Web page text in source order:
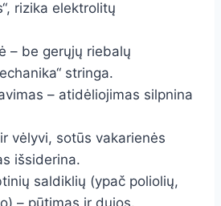
rizika elektrolitų
– be gerųjų riebalų
stringa.
– atidėliojimas silpnina
vėlyvi, sotūs vakarienės
išsiderina.
saldiklių (ypač poliolių,